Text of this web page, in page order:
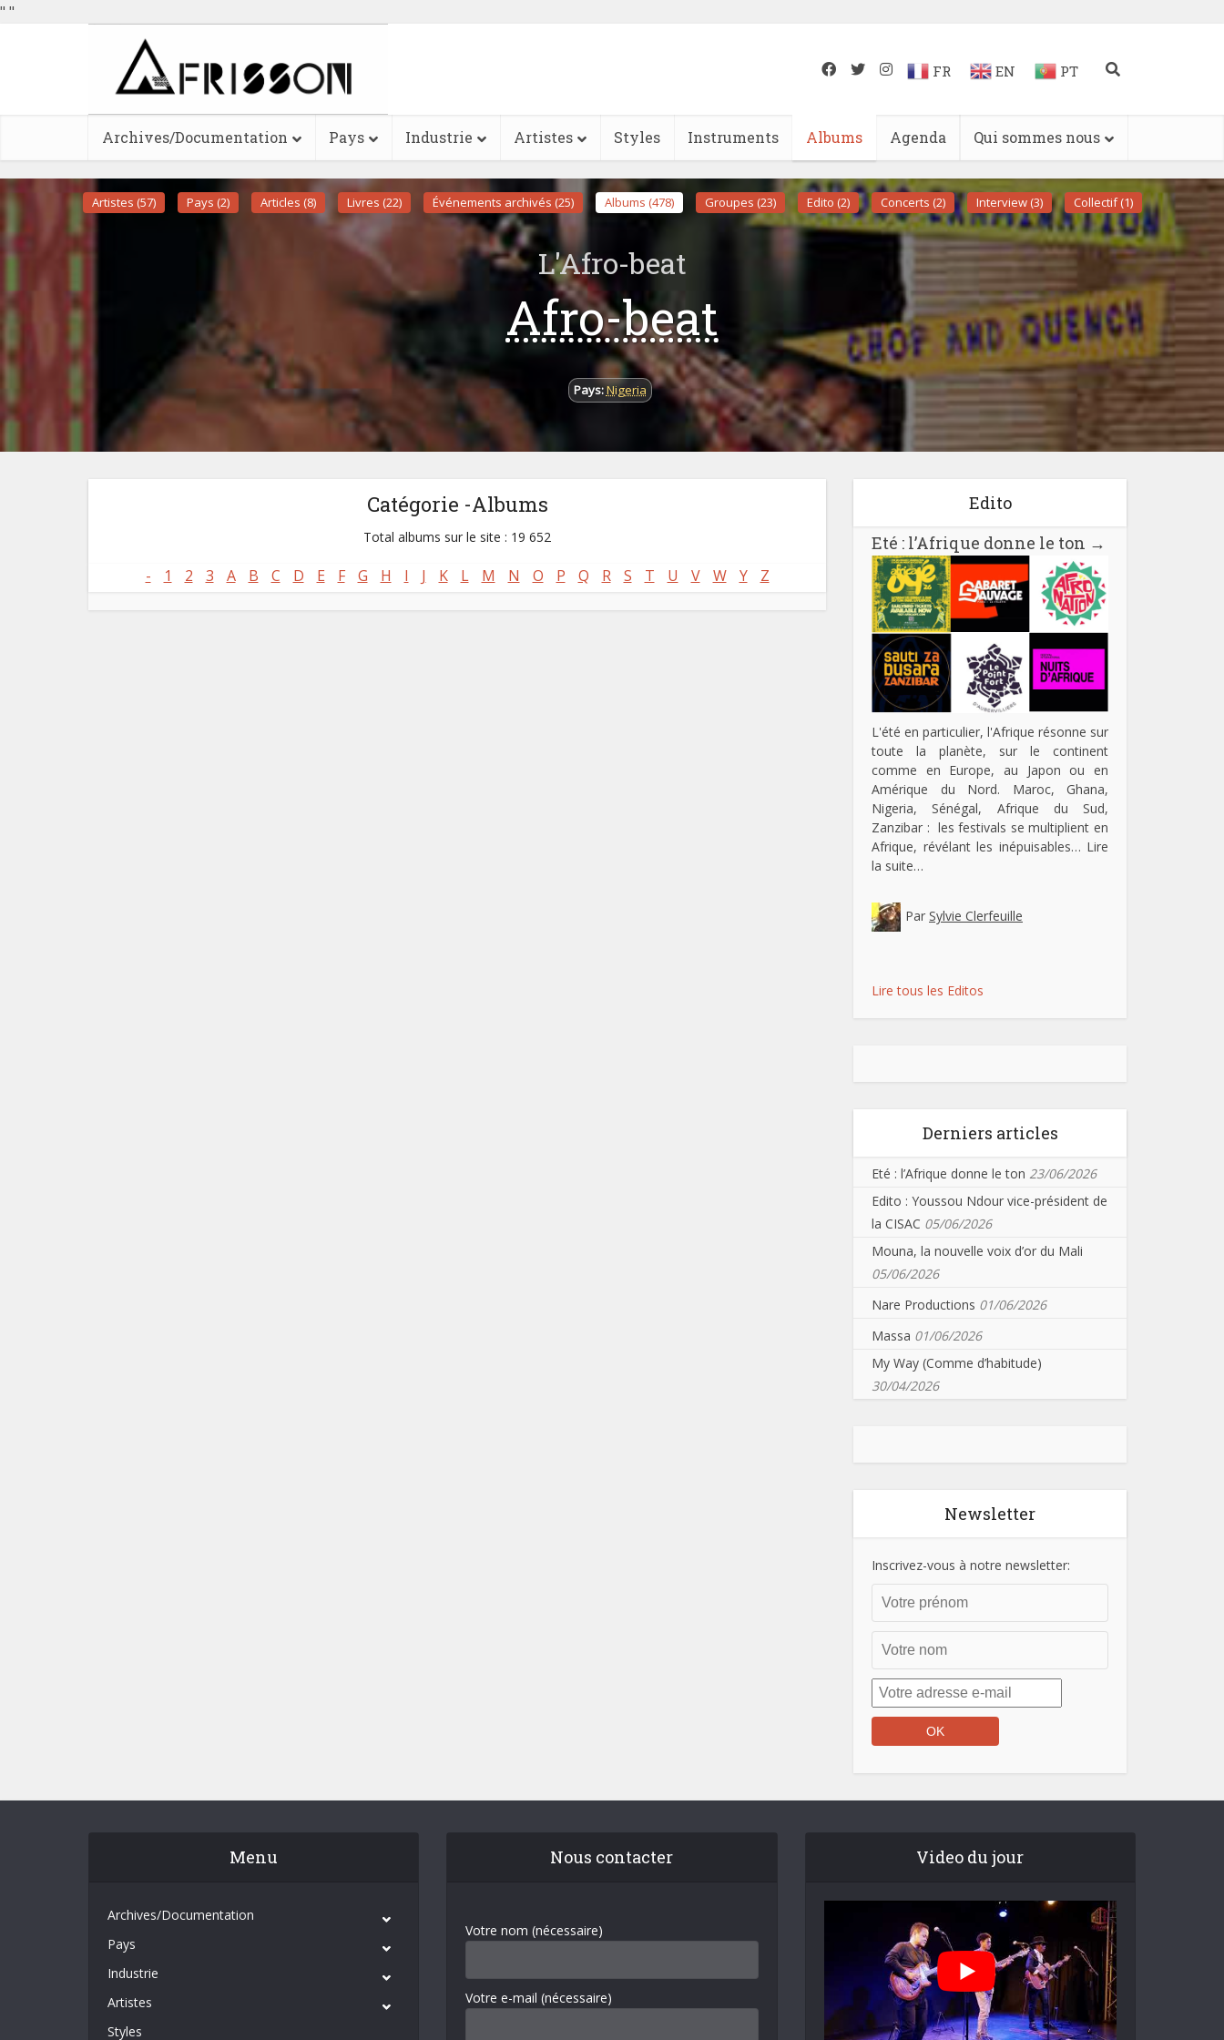
" "
FR EN PT
Archives/Documentation Pays Industrie Artistes Styles Instruments Albums Agenda Qui sommes nous
Artistes (57) Pays (2) Articles (8) Livres (22) Événements archivés (25) Albums (478) Groupes (23) Edito (2) Concerts (2) Interview (3) Collectif (1)
L'Afro-beat
Afro-beat
Pays:Nigeria
Catégorie -Albums
Total albums sur le site : 19 652
- 1 2 3 A B C D E F G H I J K L M N O P Q R S T U V W Y Z
Edito
Eté : l’Afrique donne le ton →
L'été en particulier, l'Afrique résonne sur
toute la planète, sur le continent
comme en Europe, au Japon ou en
Amérique du Nord. Maroc, Ghana,
Nigeria, Sénégal, Afrique du Sud,
Zanzibar : les festivals se multiplient en
Afrique, révélant les inépuisables… Lire
la suite…
Par Sylvie Clerfeuille
Lire tous les Editos
Derniers articles
Eté : l’Afrique donne le ton 23/06/2026
Edito : Youssou Ndour vice-président de
la CISAC 05/06/2026
Mouna, la nouvelle voix d’or du Mali
05/06/2026
Nare Productions 01/06/2026
Massa 01/06/2026
My Way (Comme d’habitude)
30/04/2026
Newsletter
Inscrivez-vous à notre newsletter:
Menu
Archives/Documentation
Pays
Industrie
Artistes
Styles
Nous contacter
Votre nom (nécessaire)
Votre e-mail (nécessaire)
Video du jour